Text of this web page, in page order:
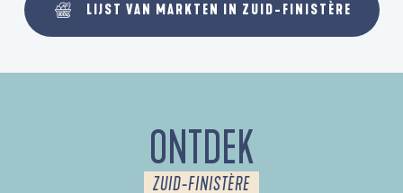
LIJST VAN MARKTEN IN ZUID-FINISTÈRE
ONTDEK
ZUID-FINISTÈRE